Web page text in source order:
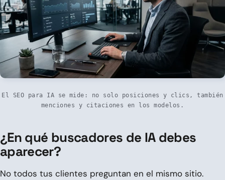
El SEO para IA se mide: no solo posiciones y clics, también
menciones y citaciones en los modelos.
¿En qué buscadores de IA debes
aparecer?
No todos tus clientes preguntan en el mismo sitio.